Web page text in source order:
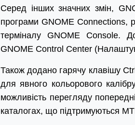
Серед інших значних змін,
програми GNOME Connections,
терміналу GNOME Console.
GNOME Control Center
Також додано гарячу клавішу
для явного кольорового
можливість перегляду
каталогах, що підтримуються